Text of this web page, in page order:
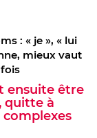
: « je », « lui
mieux vaut
ensuite être
quitte à